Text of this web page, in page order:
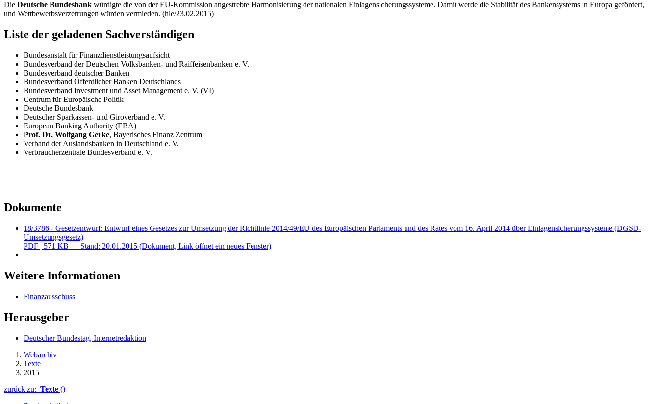
Die Deutsche Bundesbank würdigte die von der EU-Kommission angestrebte Harmonisierung der nationalen Einlagensicherungssysteme. Damit werde die Stabilität des Bankensystems in Europa gefördert,
und Wettbewerbsverzerrungen würden vermieden. (hle/23.02.2015)
Liste der geladenen Sachverständigen
Bundesanstalt für Finanzdienstleistungsaufsicht
Bundesverband der Deutschen Volksbanken- und Raiffeisenbanken e. V.
Bundesverband deutscher Banken
Bundesverband Öffentlicher Banken Deutschlands
Bundesverband Investment und Asset Management e. V. (VI)
Centrum für Europäische Politik
Deutsche Bundesbank
Deutscher Sparkassen- und Giroverband e. V.
European Banking Authority (EBA)
Prof. Dr. Wolfgang Gerke, Bayerisches Finanz Zentrum
Verband der Auslandsbanken in Deutschland e. V.
Verbraucherzentrale Bundesverband e. V.
Dokumente
18/3786 - Gesetzentwurf: Entwurf eines Gesetzes zur Umsetzung der Richtlinie 2014/49/EU des Europäischen Parlaments und des Rates vom 16. April 2014 über Einlagensicherungssysteme (DGSD-
Umsetzungsgesetz)
PDF | 571 KB — Stand: 20.01.2015 (Dokument, Link öffnet ein neues Fenster)
Weitere Informationen
Finanzausschuss
Herausgeber
Deutscher Bundestag, Internetredaktion
Webarchiv
Texte
2015
zurück zu: Texte ()